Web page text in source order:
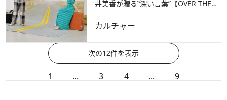
井美香が贈る‟深い言葉”【OVER THE
カルチャー
次の12件を表示
1 ... 3 4 ... 9